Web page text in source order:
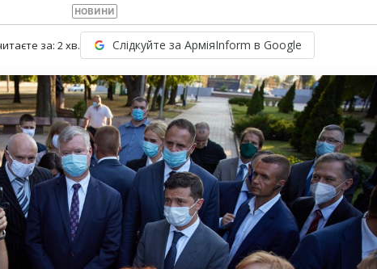
НОВИНИ
за: 2хв. Слідкуйте за АрміяInform в Google